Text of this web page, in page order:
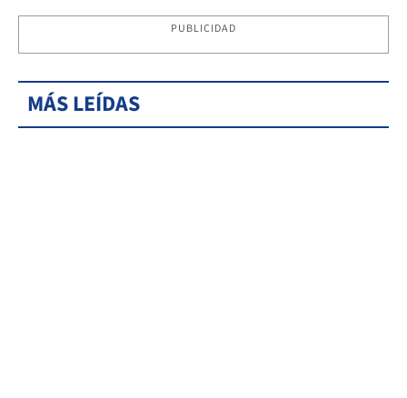
PUBLICIDAD
MÁS LEÍDAS